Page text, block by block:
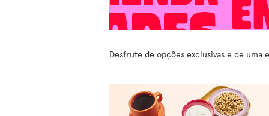
Desfrute de opções exclusivas e de